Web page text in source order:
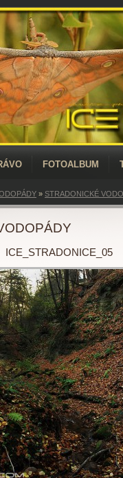
FOTOALBUM
» STRADONICKÉ
ICE_STRADONICE_05